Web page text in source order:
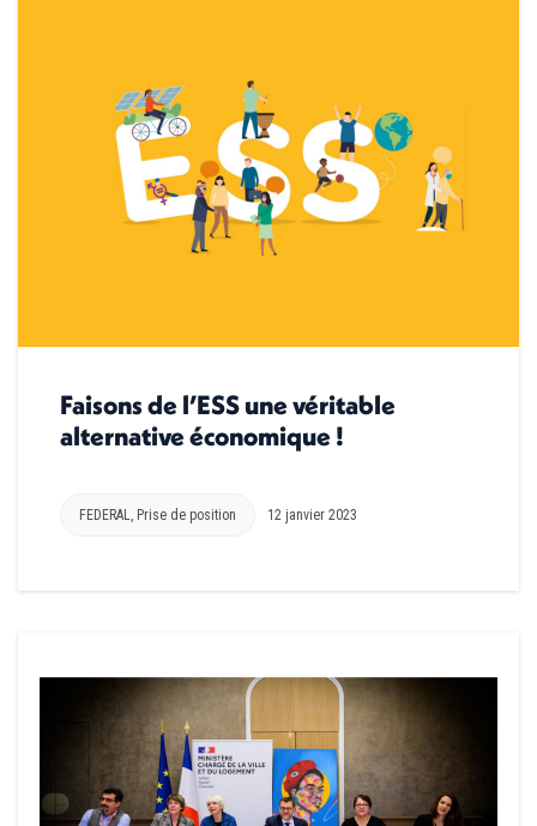
Faisons de l’ESS une véritable
alternative économique !
FEDERAL Prise de position 12 janvier 2023